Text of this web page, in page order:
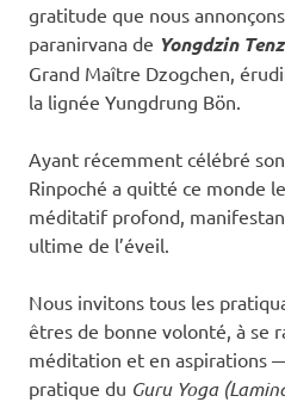
gratitude que nous
paranirvana de Yongdzin
Grand Maître Dzogchen,
la lignée Yungdrung Bön.
Ayant récemment célébré
Rinpoché a quitté ce monde
méditatif profond,
ultime de l’éveil.
Nous invitons tous les
êtres de bonne volonté, à se
méditation et en aspirations
pratique du Guru Yoga